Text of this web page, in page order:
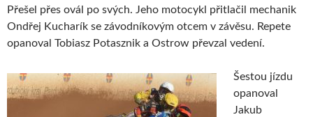
Přešel přes ovál po svých. Jeho motocykl přitlačil mechanik
Ondřej Kucharík se závodníkovým otcem v závěsu. Repete
opanoval Tobiasz Potasznik a Ostrow převzal vedení.
Šestou jízdu
opanoval
Jakub